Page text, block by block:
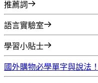
推薦詞
語言實驗室
學習小貼士
國外購物必學單字與說法！